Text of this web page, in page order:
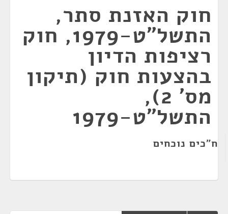
חוק האזנת סתר,
התשל"ט-1979, חוק
רציפות הדיון
בהצעות חוק (תיקון
מס' 2),
התשל"ט-1979
ח"כים נוכחים